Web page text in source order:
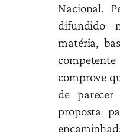
Nacional.
difundido
matéria,
comprove
de
proposta